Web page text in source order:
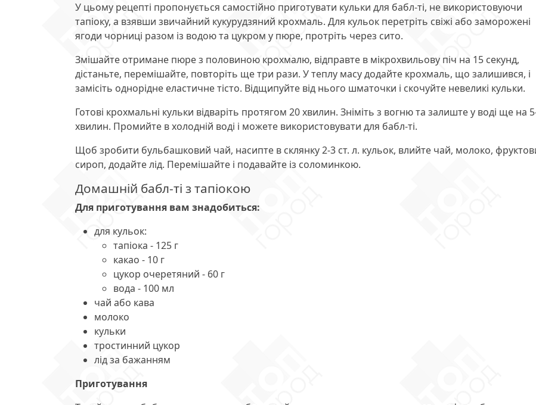
У цьому рецепті пропонується самостійно приготувати кульки для бабл-ті, не використовуючи
тапіоку, а взявши звичайний кукурудзяний крохмаль. Для кульок перетріть свіжі або заморожені
ягоди чорниці разом із водою та цукром у пюре, протріть через сито.
Змішайте отримане пюре з половиною крохмалю, відправте в мікрохвильову піч на 15 секунд,
дістаньте, перемішайте, повторіть ще три рази. У теплу масу додайте крохмаль, що залишився, і
замісіть однорідне еластичне тісто. Відщипуйте від нього шматочки і скочуйте невеликі кульки.
Готові крохмальні кульки відваріть протягом 20 хвилин. Зніміть з вогню та залиште у воді ще на
хвилин. Промийте в холодній воді і можете використовувати для бабл-ті.
Щоб зробити бульбашковий чай, насипте в склянку 2-3 ст. л. кульок, влийте чай, молоко,
сироп, додайте лід. Перемішайте і подавайте із соломинкою.
Домашній бабл-ті з тапіокою
Для приготування вам знадобиться:
для кульок:
тапіока - 125 г
какао - 10 г
цукор очеретяний - 60 г
вода - 100 мл
чай або кава
молоко
кульки
тростинний цукор
лід за бажанням
Приготування